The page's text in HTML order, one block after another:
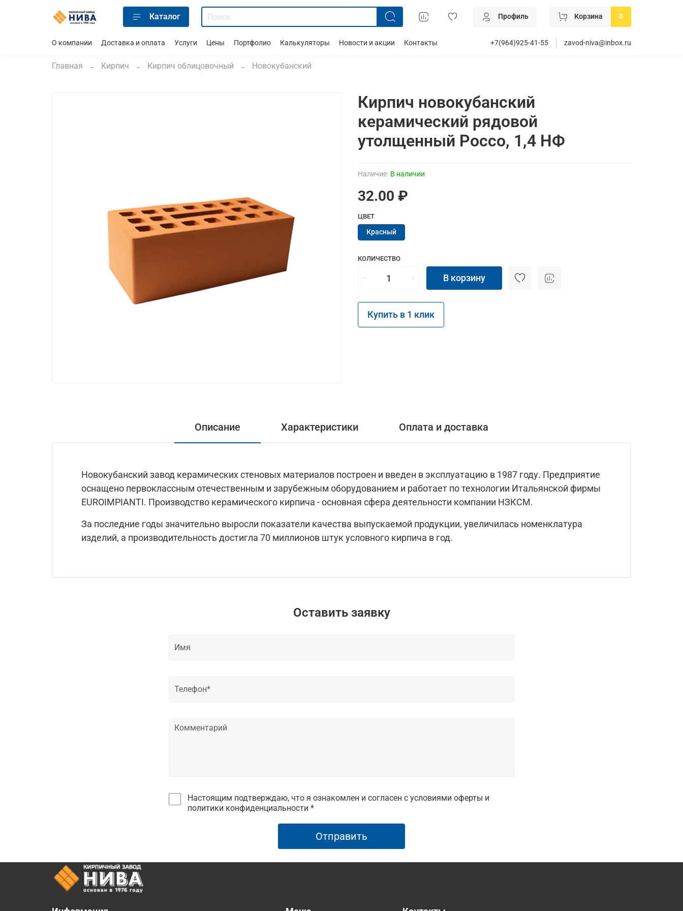
Каталог Профиль Корзина 0
О компании Доставка и оплата Услуги Цены Портфолио Калькуляторы Новости и акции Контакты +7(964)925-41-55 zavod-niva@inbox.ru
Главная Кирпич Кирпич облицовочный Новокубанский
Наличие: В наличии
Кирпич новокубанский
керамический рядовой
утолщенный Россо, 1,4 НФ
32.00 ₽
КОЛИЧЕСТВО
В корзину
Купить в 1 клик
ЦВЕТ
Красный
Описание Характеристики Оплата и доставка
Новокубанский завод керамических стеновых материалов построен и введен в эксплуатацию в 1987 году. Предприятие
оснащено первоклассным отечественным и зарубежным оборудованием и работает по технологии Итальянской фирмы
EUROIMPIANTI. Производство керамического кирпича - основная сфера деятельности компании НЗКСМ.
За последние годы значительно выросли показатели качества выпускаемой продукции, увеличилась номенклатура
изделий, а производительность достигла 70 миллионов штук условного кирпича в год.
Оставить заявку
Настоящим подтверждаю, что я ознакомлен и согласен с условиями оферты и
политики конфиденциальности *
Отправить